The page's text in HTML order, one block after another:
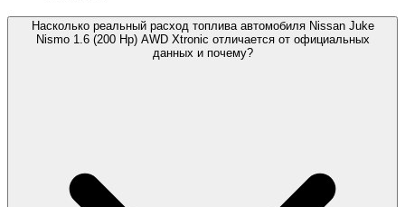
Насколько реальный расход топлива автомобиля Nissan Juke
Nismo 1.6 (200 Hp) AWD Xtronic отличается от официальных
данных и почему?